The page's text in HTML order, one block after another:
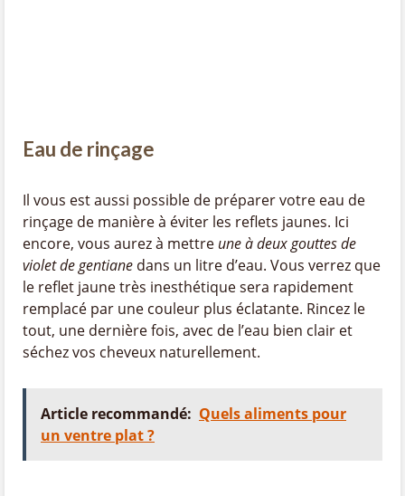
Eau de rinçage
Il vous est aussi possible de préparer votre eau de
rinçage de manière à éviter les reflets jaunes. Ici
encore, vous aurez à mettre une à deux gouttes de
violet de gentiane dans un litre d’eau. Vous verrez que
le reflet jaune très inesthétique sera rapidement
remplacé par une couleur plus éclatante. Rincez le
tout, une dernière fois, avec de l’eau bien clair et
séchez vos cheveux naturellement.
Article recommandé: Quels aliments pour
un ventre plat ?